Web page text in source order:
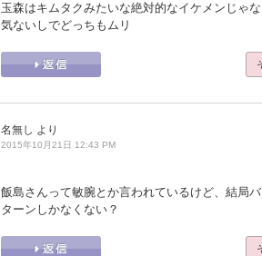
玉森はキムタクみたいな絶対的なイケメンじゃ
気ないしでどっちもムリ
名無し より
2015年10月21日 12:43 PM
飯島さんって敏腕とか言われているけど、結局
ターンしかなくない？